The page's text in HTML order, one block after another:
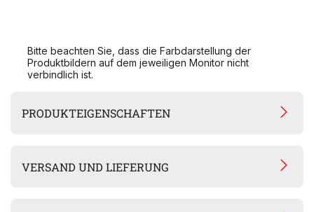
Bitte beachten Sie, dass die Farbdarstellung der
Produktbildern auf dem jeweiligen Monitor nicht
verbindlich ist.
PRODUKTEIGENSCHAFTEN
VERSAND UND LIEFERUNG